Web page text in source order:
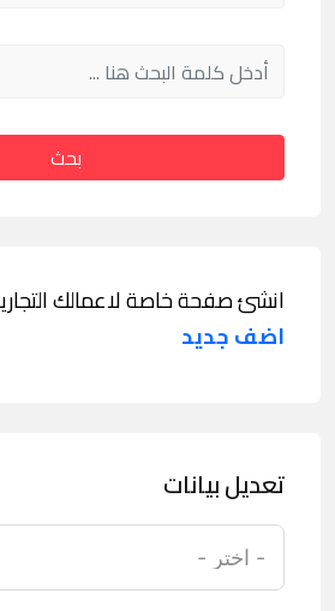
بحث
انشئ صفحة خاصة لاعمالك
اضف جديد
تعديل بيانات